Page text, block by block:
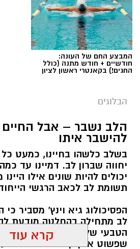
המבצע החם של העונה:
חודשיים + חודש מתנה (כולל
החגים!) בקאנטרי ראשון לציון
הבלוגים
הלב נשבר – אבל החיים
להישבר איתו
בשלב כלשהו בחיינו, כמעט
יחווה שברון לב. דמיינו עד
יכולים להיות שונים אילו היינו
תשומת לב לכאב הרגשי
הפסיכולוג גיא וינץ' מסביר
לב מתחילה בהחלטה מודעת
הטבעי שלנו לייפות את העבר
שפשוט אינן קיימות. הוא
קרא עוד